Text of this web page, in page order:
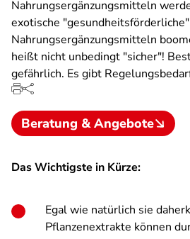
Nahrungsergänzungsmitteln
exotische
Nahrungsergänzungsmitteln
heißt nicht unbedingt "sicher"!
gefährlich. Es gibt
Beratung & Angebote
Das Wichtigste in Kürze:
Egal wie natürlich sie
Pflanzenextrakte können